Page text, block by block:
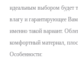
идеальным выбором будет
влагу и гарантирующее
именно такой вариант.
комфортный материал,
Особенности: